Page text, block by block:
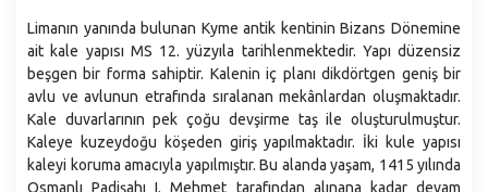
Limanın yanında bulunan Kyme antik kentinin Bizans Dönemine
ait kale yapısı MS 12. yüzyıla tarihlenmektedir. Yapı düzensiz
beşgen bir forma sahiptir. Kalenin iç planı dikdörtgen geniş bir
avlu ve avlunun etrafında sıralanan mekânlardan oluşmaktadır.
Kale duvarlarının pek çoğu devşirme taş ile oluşturulmuştur.
Kaleye kuzeydoğu köşeden giriş yapılmaktadır. İki kule yapısı
kaleyi koruma amacıyla yapılmıştır. Bu alanda yaşam, 1415 yılında
Osmanlı Padişahı I. Mehmet tarafından alınana kadar devam